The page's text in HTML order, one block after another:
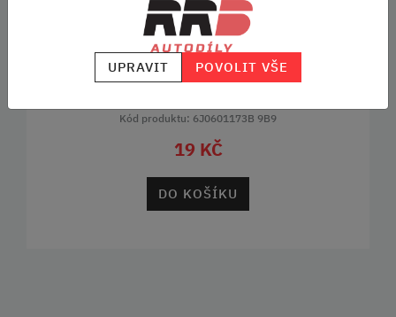
KOL CITIGO
Černá krytka pro bezpečnostní šrouby kol na model
vozu CITIGO.
Kód produktu: 6J0601173B 9B9
19 KČ
DO KOŠÍKU
UPRAVIT POVOLIT VŠE